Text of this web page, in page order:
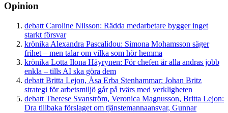
Opinion
debatt Caroline Nilsson: Rädda medarbetare bygger inget
starkt försvar
krönika Alexandra Pascalidou: Simona Mohamsson säger
frihet – men talar om vilka som hör hemma
krönika Lotta Ilona Häyrynen: För chefen är alla andras jobb
enkla – tills AI ska göra dem
debatt Britta Lejon, Åsa Erba Stenhammar: Johan Britz
strategi för arbetsmiljö går på tvärs med verkligheten
debatt Therese Svanström, Veronica Magnusson, Britta Lejon:
Dra tillbaka förslaget om tjänstemannaansvar, Gunnar